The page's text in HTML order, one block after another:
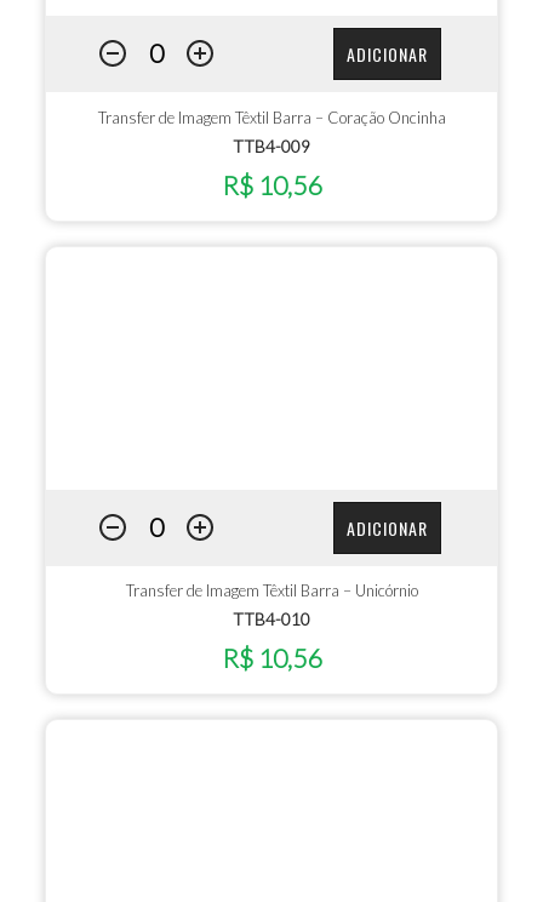
ADICIONAR
Transfer de Imagem Têxtil Barra – Coração Oncinha
TTB4-009
R$ 10,56
ADICIONAR
Transfer de Imagem Têxtil Barra – Unicórnio
TTB4-010
R$ 10,56